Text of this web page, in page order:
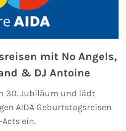
mit No Angels,
& DJ Antoine
30. Jubiläum und lädt
AIDA Geburtstagsreisen
ein.